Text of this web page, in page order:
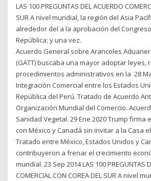
LAS 100 PREGUNTAS DEL ACUERDO
SUR A nivel mundial, la región del Asia
alrededor del a la aprobación del
República; y una vez.
Acuerdo General sobre Aranceles
(GATT) buscaba una mayor adoptar leyes,
procedimientos administrativos en la 28
Integración Comercial entre los Estados
República del Perú. Tratado de Acuerdo
Organización Mundial del Comercio.
Sanidad Vegetal. 29 Ene 2020 Trump firma
con México y Canadá sin invitar a la Casa
Tratado entre México, Estados Unidos y
contribuyeron a frenar el crecimiento
mundial. 23 Sep 2014 LAS 100 PREGUNTAS
COMERCIAL CON COREA DEL SUR A nivel